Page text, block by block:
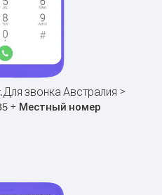
Для звонка Австралия >
+ Местный номер